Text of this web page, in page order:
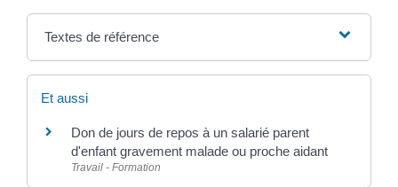
Textes de référence
Et aussi
Don de jours de repos à un salarié parent
d'enfant gravement malade ou proche aidant
Travail - Formation